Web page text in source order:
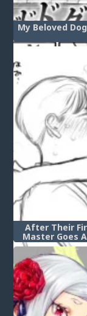
My Beloved
After Their
Master Goes
After Being
Turn Down
Disciple’s
(После их
мастер, не
отвергнуть
своей